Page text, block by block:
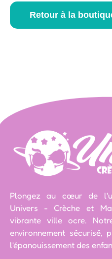
Retour à la
Plongez au cœur de
Univers - Crèche et
vibrante ville ocre.
environnement
l'épanouissement des